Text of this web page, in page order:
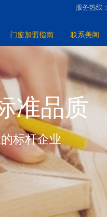
服务热线：
门窗加盟指南 联系美阁
准品质
标杆企业